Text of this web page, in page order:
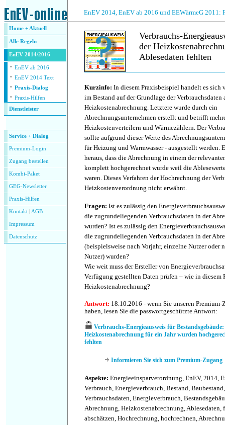
EnEV 2014, EnEV ab 2016 und EEWärmeG 2011:
Home + Aktuell
Alle Regeln
EnEV 2014/2016
· EnEV ab 2016
· EnEV 2014 Text
· Praxis-Dialog
· Praxis-Hilfen
Dienstleister
Service + Dialog
Premium-Login
Zugang bestellen
Kombi-Paket
GEG-Newsletter
Praxis-Hilfen
Kontakt AGB
Impressum
Datenschutz
Verbrauchs-
der
Ablesedaten fehlten
Kurzinfo: In diesem Praxisbeispiel handelt es sich
im Bestand auf der Grundlage der Verbrauchsdaten
Heizkostenabrechnung. Letztere wurde durch ein
Abrechnungsunternehmen erstellt und betrifft
Heizkostenverteilern und Wärmezählern. Der
sollte aufgrund dieser Werte des
für Heizung und Warmwasser - ausgestellt werden.
heraus, dass die Abrechnung in einem der
komplett hochgerechnet wurde weil die
waren. Dieses Verfahren der Hochrechnung der
Heizkostenverordnung nicht erwähnt.
Fragen: Ist es zulässig den
die zugrundeliegenden Verbrauchsdaten in der
wurden? Ist es zulässig den
die zugrundeliegenden Verbrauchsdaten in der
(beispielsweise nach Vorjahr, einzelne Nutzer oder
Nutzer) wurden?
Wie weit muss der Ersteller von
Verfügung gestellten Daten prüfen – wie in diesem
Heizkostenabrechnung?
Antwort: 18.10.2016 - wenn Sie unseren
haben, lesen Sie die passwortgeschützte Antwort:
Verbrauchs-Energieausweis für
Heizkostenabrechnung für ein Jahr wurden
fehlten
Informieren Sie sich zum Premium-Zugang
Aspekte: Energieeinsparverordnung, EnEV, 2014,
Verbrauch, Energieverbrauch, Bestand,
Verbrauchsdaten, Energieverbrauch,
Abrechnung, Heizkostenabrechnung, Ablesedaten,
abschätzen, Hochrechnung, hochrechnen,